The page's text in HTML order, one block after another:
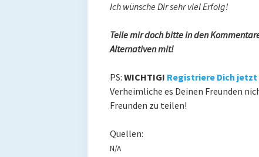
Ich wünsche Dir sehr viel Erfolg!
Teile mir doch bitte in den
Alternativen mit!
PS: WICHTIG! Registriere Dich
Verheimliche es Deinen Freunden
Freunden zu teilen!
Quellen:
N/A